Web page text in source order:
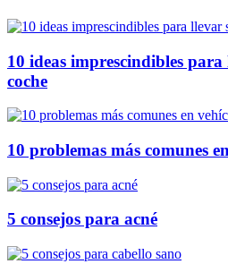
10 ideas imprescindibles para
coche
10 problemas más comunes
5 consejos para acné